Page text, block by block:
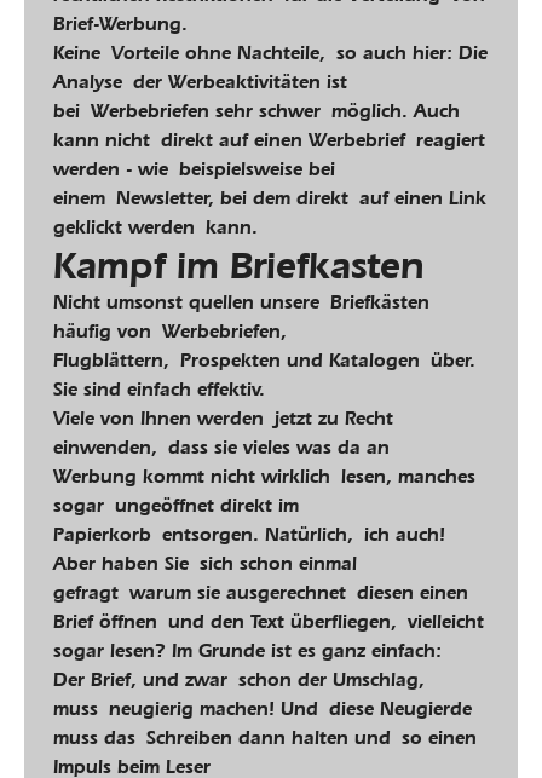
Brief-Werbung.
Keine Vorteile ohne Nachteile, so auch hier: Die
Analyse der Werbeaktivitäten ist
bei Werbebriefen sehr schwer möglich. Auch
kann nicht direkt auf einen Werbebrief reagiert
werden - wie beispielsweise bei
einem Newsletter, bei dem direkt auf einen Link
geklickt werden kann.
Kampf im Briefkasten
Nicht umsonst quellen unsere Briefkästen
häufig von Werbebriefen,
Flugblättern, Prospekten und Katalogen über.
Sie sind einfach effektiv.
Viele von Ihnen werden jetzt zu Recht
einwenden, dass sie vieles was da an
Werbung kommt nicht wirklich lesen, manches
sogar ungeöffnet direkt im
Papierkorb entsorgen. Natürlich, ich auch!
Aber haben Sie sich schon einmal
gefragt warum sie ausgerechnet diesen einen
Brief öffnen und den Text überfliegen, vielleicht
sogar lesen? Im Grunde ist es ganz einfach:
Der Brief, und zwar schon der Umschlag,
muss neugierig machen! Und diese Neugierde
muss das Schreiben dann halten und so einen
Impuls beim Leser